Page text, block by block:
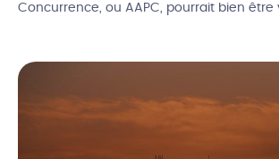
Concurrence, ou AAPC, pourrait bien être
transparence et l’égalité dans la
aux besoins des organismes […]